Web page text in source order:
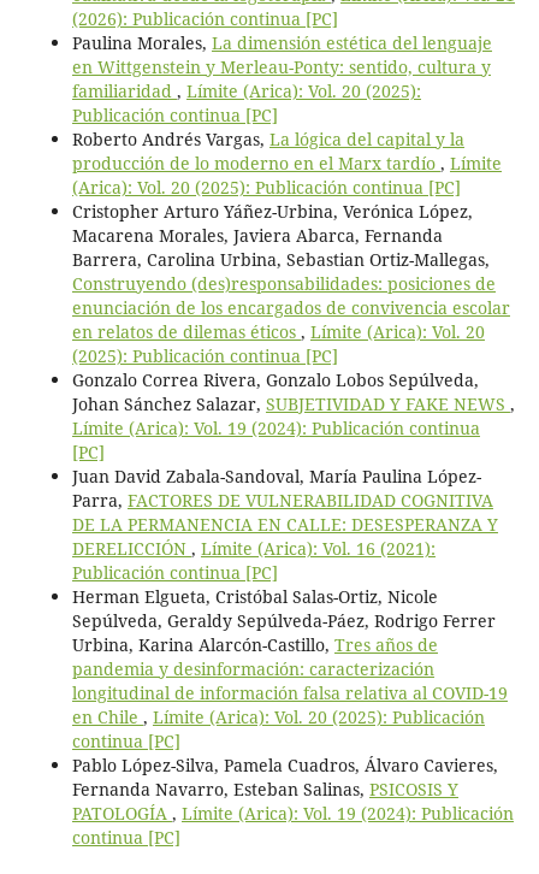
(2026): Publicación continua [PC]
Paulina Morales, La dimensión estética del lenguaje
en Wittgenstein y Merleau-Ponty: sentido, cultura y
familiaridad , Límite (Arica): Vol. 20 (2025):
Publicación continua [PC]
Roberto Andrés Vargas, La lógica del capital y la
producción de lo moderno en el Marx tardío , Límite
(Arica): Vol. 20 (2025): Publicación continua [PC]
Cristopher Arturo Yáñez-Urbina, Verónica López,
Macarena Morales, Javiera Abarca, Fernanda
Barrera, Carolina Urbina, Sebastian Ortiz-Mallegas,
Construyendo (des)responsabilidades: posiciones de
enunciación de los encargados de convivencia escolar
en relatos de dilemas éticos , Límite (Arica): Vol. 20
(2025): Publicación continua [PC]
Gonzalo Correa Rivera, Gonzalo Lobos Sepúlveda,
Johan Sánchez Salazar, SUBJETIVIDAD Y FAKE NEWS ,
Límite (Arica): Vol. 19 (2024): Publicación continua
[PC]
Juan David Zabala-Sandoval, María Paulina López-
Parra, FACTORES DE VULNERABILIDAD COGNITIVA
DE LA PERMANENCIA EN CALLE: DESESPERANZA Y
DERELICCIÓN , Límite (Arica): Vol. 16 (2021):
Publicación continua [PC]
Herman Elgueta, Cristóbal Salas-Ortiz, Nicole
Sepúlveda, Geraldy Sepúlveda-Páez, Rodrigo Ferrer
Urbina, Karina Alarcón-Castillo, Tres años de
pandemia y desinformación: caracterización
longitudinal de información falsa relativa al COVID-19
en Chile , Límite (Arica): Vol. 20 (2025): Publicación
continua [PC]
Pablo López-Silva, Pamela Cuadros, Álvaro Cavieres,
Fernanda Navarro, Esteban Salinas, PSICOSIS Y
PATOLOGÍA , Límite (Arica): Vol. 19 (2024): Publicación
continua [PC]